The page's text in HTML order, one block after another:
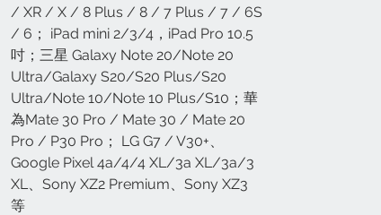
/ XR / X / 8 Plus / 8 / 7 Plus / 7 / 6S
/ 6； iPad mini 2/3/4，iPad Pro 10.5
吋；三星 Galaxy Note 20/Note 20
Ultra/Galaxy S20/S20 Plus/S20
Ultra/Note 10/Note 10 Plus/S10；華
為Mate 30 Pro / Mate 30 / Mate 20
Pro / P30 Pro； LG G7 / V30+、
Google Pixel 4a/4/4 XL/3a XL/3a/3
XL、Sony XZ2 Premium、Sony XZ3
等